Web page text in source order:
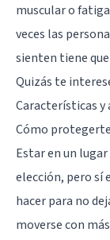
muscular o
veces las
sienten tiene
Quizás te
Características
Cómo
Estar en un
elección, pero sí
hacer para no
moverse con